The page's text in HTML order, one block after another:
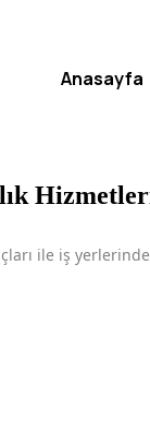
ile iş
Anasayfa